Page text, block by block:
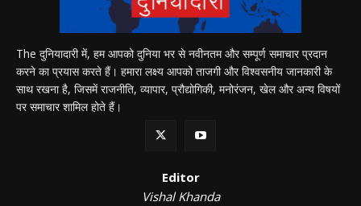
The दुनियादारी में, हम आपको दुनिया भर से नवीनतम और सम्पूर्ण समाचार प्रदान
करने का प्रयास करते हैं। हमारा लक्ष्य आपको ताजगी और विश्वसनीय जानकारी के
साथ रखना है, जिसमें राजनीति, व्यापार, प्रौद्योगिकी, मनोरंजन, खेल और अन्य विषयों
पर समाचार शामिल होते हैं।
Editor
Vishal Khanda